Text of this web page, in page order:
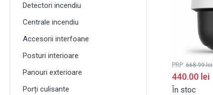
Detectori incendiu
Centrale incendiu
Accesorii interfoane
Posturi interioare
Panouri exterioare
Porți culisante
PRP: 668.99lei
440.00 lei
În stoc